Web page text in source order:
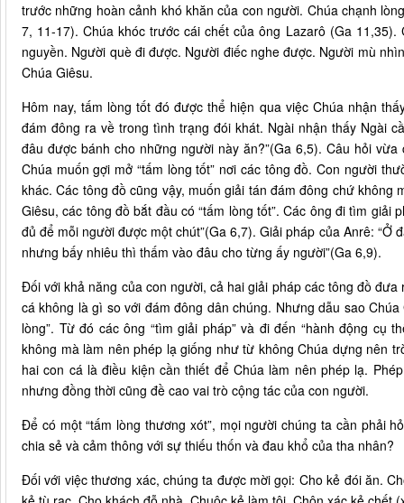
trước những hoàn cảnh khó khăn của con người. Chúa chạnh
7, 11-17). Chúa khóc trước cái chết của ông Lazarô (Ga
nguyền. Người què đi được. Người điếc nghe được. Người mù
Chúa Giêsu.
Hôm nay, tấm lòng tốt đó được thể hiện qua việc Chúa nhận
đám đông ra về trong tình trạng đói khát. Ngài nhận thấy Ngài
đâu được bánh cho những người này ăn?”(Ga 6,5). Câu hỏi
Chúa muốn gợi mở “tấm lòng tốt” nơi các tông đồ. Con người
khác. Các tông đồ cũng vậy, muốn giải tán đám đông chứ
Giêsu, các tông đồ bắt đầu có “tấm lòng tốt”. Các ông đi tìm giải
đủ để mỗi người được một chút”(Ga 6,7). Giải pháp của Anrê:
nhưng bấy nhiêu thì thấm vào đâu cho từng ấy người”(Ga 6,9).
Đối với khả năng của con người, cả hai giải pháp các tông đồ
cá không là gì so với đám đông dân chúng. Nhưng dẫu sao
lòng”. Từ đó các ông “tìm giải pháp” và đi đến “hành động
không mà làm nên phép lạ giống như từ không Chúa dựng nên
hai con cá là điều kiện cần thiết để Chúa làm nên phép lạ.
nhưng đồng thời cũng đề cao vai trò cộng tác của con người.
Để có một “tấm lòng thương xót”, mọi người chúng ta cần phải
chia sẻ và cảm thông với sự thiếu thốn và đau khổ của tha nhân?
Đối với việc thương xác, chúng ta được mời gọi: Cho kẻ đói ăn.